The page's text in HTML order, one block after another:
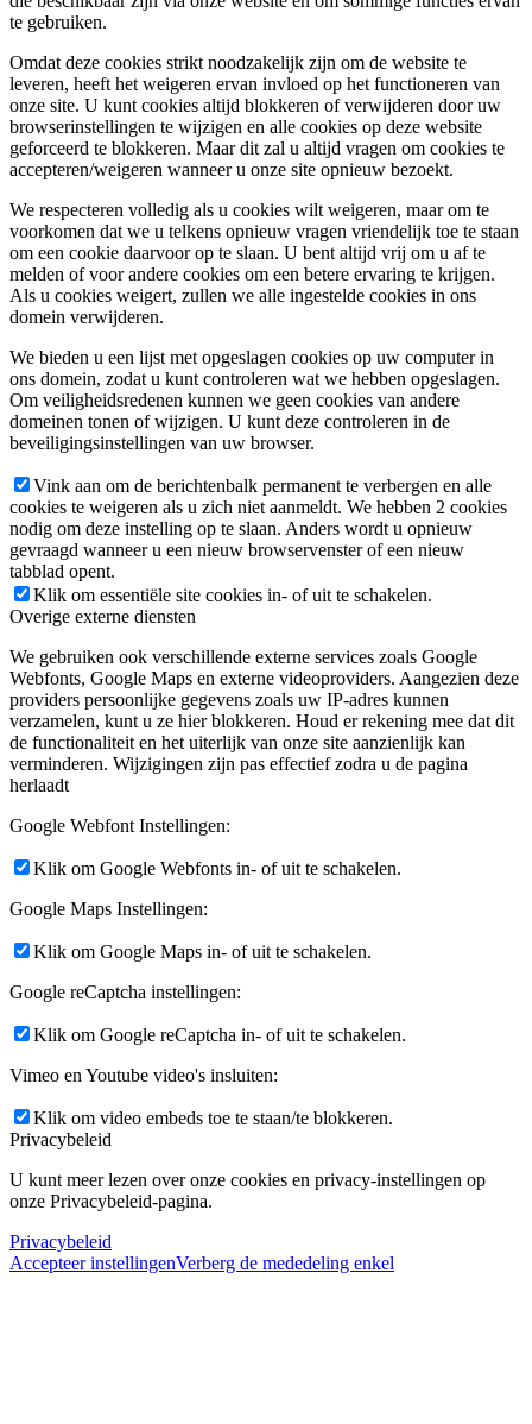
te gebruiken.
Omdat deze cookies strikt noodzakelijk zijn om de website te
leveren, heeft het weigeren ervan invloed op het functioneren van
onze site. U kunt cookies altijd blokkeren of verwijderen door uw
browserinstellingen te wijzigen en alle cookies op deze website
geforceerd te blokkeren. Maar dit zal u altijd vragen om cookies te
accepteren/weigeren wanneer u onze site opnieuw bezoekt.
We respecteren volledig als u cookies wilt weigeren, maar om te
voorkomen dat we u telkens opnieuw vragen vriendelijk toe te staan
om een cookie daarvoor op te slaan. U bent altijd vrij om u af te
melden of voor andere cookies om een betere ervaring te krijgen.
Als u cookies weigert, zullen we alle ingestelde cookies in ons
domein verwijderen.
We bieden u een lijst met opgeslagen cookies op uw computer in
ons domein, zodat u kunt controleren wat we hebben opgeslagen.
Om veiligheidsredenen kunnen we geen cookies van andere
domeinen tonen of wijzigen. U kunt deze controleren in de
beveiligingsinstellingen van uw browser.
Vink aan om de berichtenbalk permanent te verbergen en alle
cookies te weigeren als u zich niet aanmeldt. We hebben 2 cookies
nodig om deze instelling op te slaan. Anders wordt u opnieuw
gevraagd wanneer u een nieuw browservenster of een nieuw
tabblad opent.
Klik om essentiële site cookies in- of uit te schakelen.
Overige externe diensten
We gebruiken ook verschillende externe services zoals Google
Webfonts, Google Maps en externe videoproviders. Aangezien deze
providers persoonlijke gegevens zoals uw IP-adres kunnen
verzamelen, kunt u ze hier blokkeren. Houd er rekening mee dat dit
de functionaliteit en het uiterlijk van onze site aanzienlijk kan
verminderen. Wijzigingen zijn pas effectief zodra u de pagina
herlaadt
Google Webfont Instellingen:
Klik om Google Webfonts in- of uit te schakelen.
Google Maps Instellingen:
Klik om Google Maps in- of uit te schakelen.
Google reCaptcha instellingen:
Klik om Google reCaptcha in- of uit te schakelen.
Vimeo en Youtube video's insluiten:
Klik om video embeds toe te staan/te blokkeren.
Privacybeleid
U kunt meer lezen over onze cookies en privacy-instellingen op
onze Privacybeleid-pagina.
Privacybeleid
Accepteer instellingenVerberg de mededeling enkel